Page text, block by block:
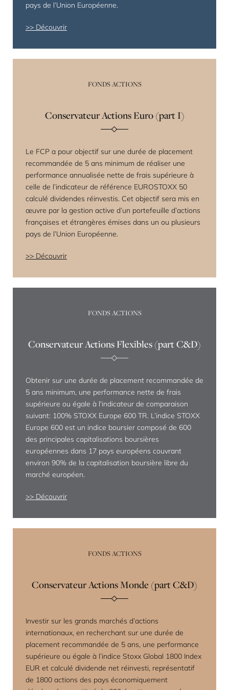
pays de l’Union Européenne.
Découvrir
FONDS ACTIONS
Conservateur Actions Euro (part I)
Le FCP a pour objectif sur une durée de placement
recommandée de 5 ans minimum de réaliser une
performance annualisée nette de frais supérieure à
celle de l’indicateur de référence EUROSTOXX 50
calculé dividendes réinvestis. Cet objectif sera mis en
œuvre par la gestion active d’un portefeuille d’actions
françaises et étrangères émises dans un ou plusieurs
pays de l’Union Européenne.
Découvrir
FONDS ACTIONS
Conservateur Actions Flexibles (part C&D)
Obtenir sur une durée de placement recommandée de
5 ans minimum, une performance nette de frais
supérieure ou égale à l'indicateur de comparaison
suivant: 100% STOXX Europe 600 TR. L’indice STOXX
Europe 600 est un indice boursier composé de 600
des principales capitalisations boursières
européennes dans 17 pays européens couvrant
environ 90% de la capitalisation boursière libre du
marché européen.
Découvrir
FONDS ACTIONS
Conservateur Actions Monde (part C&D)
Investir sur les grands marchés d’actions
internationaux, en recherchant sur une durée de
placement recommandée de 5 ans, une performance
supérieure ou égale à l’indice Stoxx Global 1800 Index
EUR et calculé dividende net réinvesti, représentatif
de 1800 actions des pays économiquement